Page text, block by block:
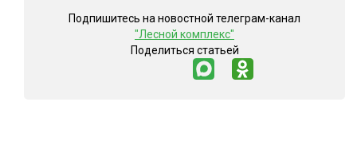
Подпишитесь на новостной телеграм-канал
"Лесной комплекс"
Поделиться статьей